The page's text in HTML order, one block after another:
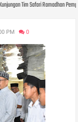
Tim Safari Ramadhan
PM 0